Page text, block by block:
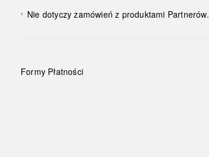
¹ Nie dotyczy zamówień z produktami Partnerów.
Formy Płatności